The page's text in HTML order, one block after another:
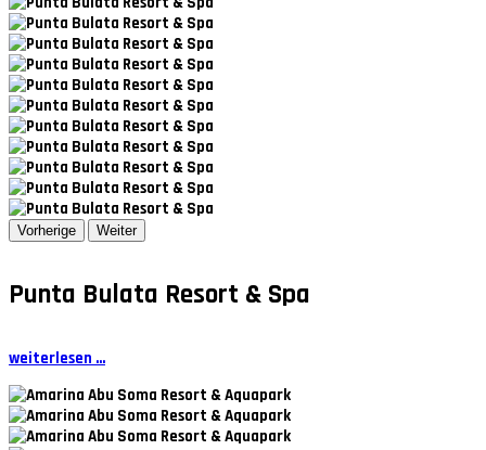
Vorherige Weiter
Punta Bulata Resort & Spa
weiterlesen ...